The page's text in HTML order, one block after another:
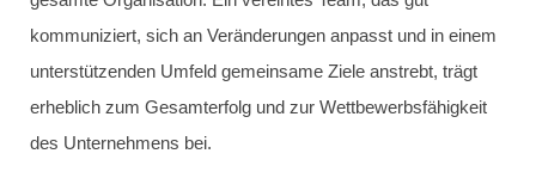
kommuniziert, sich an Veränderungen anpasst und in einem
unterstützenden Umfeld gemeinsame Ziele anstrebt, trägt
erheblich zum Gesamterfolg und zur Wettbewerbsfähigkeit
des Unternehmens bei.